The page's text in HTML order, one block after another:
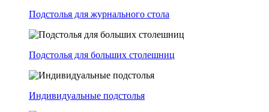
Подстолья для журнального стола
Подстолья для больших столешниц
Индивидуальные подстолья